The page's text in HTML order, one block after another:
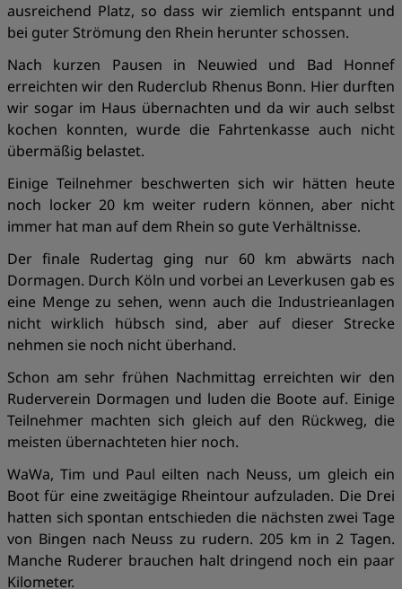
ausreichend Platz, so dass wir ziemlich entspannt und
bei guter Strömung den Rhein herunter schossen.
Nach kurzen Pausen in Neuwied und Bad Honnef
erreichten wir den Ruderclub Rhenus Bonn. Hier durften
wir sogar im Haus übernachten und da wir auch selbst
kochen konnten, wurde die Fahrtenkasse auch nicht
übermäßig belastet.
Einige Teilnehmer beschwerten sich wir hätten heute
noch locker 20 km weiter rudern können, aber nicht
immer hat man auf dem Rhein so gute Verhältnisse.
Der finale Rudertag ging nur 60 km abwärts nach
Dormagen. Durch Köln und vorbei an Leverkusen gab es
eine Menge zu sehen, wenn auch die Industrieanlagen
nicht wirklich hübsch sind, aber auf dieser Strecke
nehmen sie noch nicht überhand.
Schon am sehr frühen Nachmittag erreichten wir den
Ruderverein Dormagen und luden die Boote auf. Einige
Teilnehmer machten sich gleich auf den Rückweg, die
meisten übernachteten hier noch.
WaWa, Tim und Paul eilten nach Neuss, um gleich ein
Boot für eine zweitägige Rheintour aufzuladen. Die Drei
hatten sich spontan entschieden die nächsten zwei Tage
von Bingen nach Neuss zu rudern. 205 km in 2 Tagen.
Manche Ruderer brauchen halt dringend noch ein paar
Kilometer.